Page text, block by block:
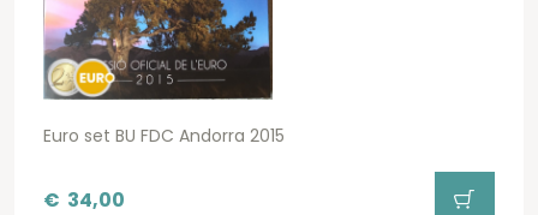
Euro set BU FDC Andorra 2015
€ 34,00